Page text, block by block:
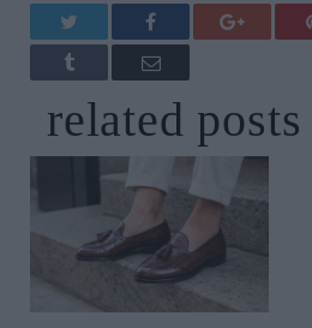
Facebook Google+
Tumblr Email
related posts